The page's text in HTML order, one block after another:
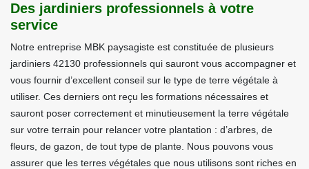
Des jardiniers professionnels à votre
service
Notre entreprise MBK paysagiste est constituée de plusieurs
jardiniers 42130 professionnels qui sauront vous accompagner et
vous fournir d’excellent conseil sur le type de terre végétale à
utiliser. Ces derniers ont reçu les formations nécessaires et
sauront poser correctement et minutieusement la terre végétale
sur votre terrain pour relancer votre plantation : d’arbres, de
fleurs, de gazon, de tout type de plante. Nous pouvons vous
assurer que les terres végétales que nous utilisons sont riches en